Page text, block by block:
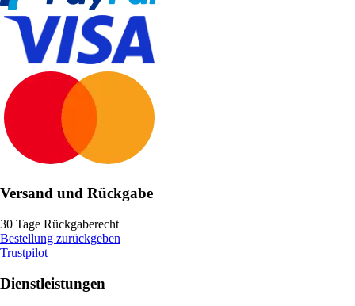
Versand und Rückgabe
30 Tage Rückgaberecht
Bestellung zurückgeben
Trustpilot
Dienstleistungen